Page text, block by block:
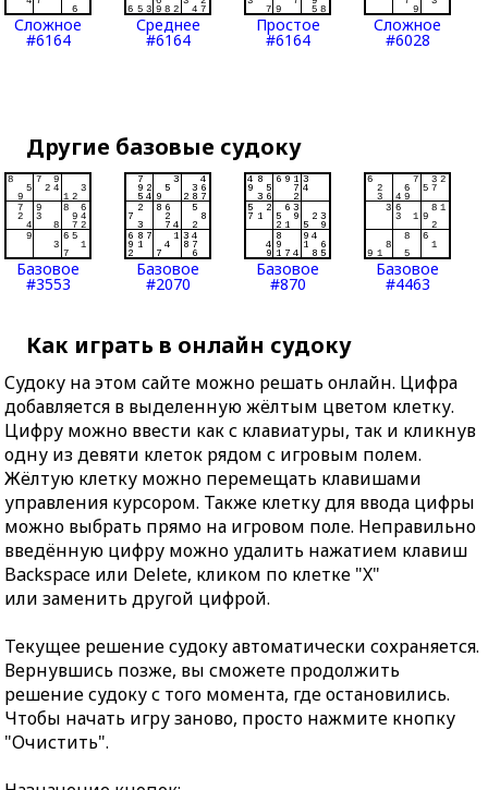
Сложное
#6164
Среднее
#6164
Простое
#6164
Сложное
#6028
Другие базовые судоку
Базовое
#3553
Базовое
#2070
Базовое
#870
Базовое
#4463
Как играть в онлайн судоку
Судоку на этом сайте можно решать онлайн. Цифра
добавляется в выделенную жёлтым цветом клетку.
Цифру можно ввести как с клавиатуры, так и кликнув
одну из девяти клеток рядом с игровым полем.
Жёлтую клетку можно перемещать клавишами
управления курсором. Также клетку для ввода цифры
можно выбрать прямо на игровом поле. Неправильно
введённую цифру можно удалить нажатием клавиш
Backspace или Delete, кликом по клетке "X"
или заменить другой цифрой.
Текущее решение судоку автоматически сохраняется.
Вернувшись позже, вы сможете продолжить
решение судоку с того момента, где остановились.
Чтобы начать игру заново, просто нажмите кнопку
"Очистить".